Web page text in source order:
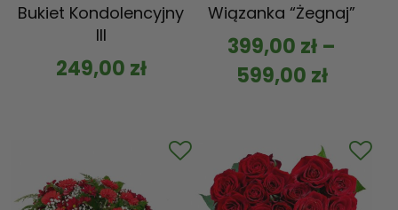
Bukiet Kondolencyjny
III
249,00 zł
Wiązanka “Żegnaj”
399,00 zł –
599,00 zł